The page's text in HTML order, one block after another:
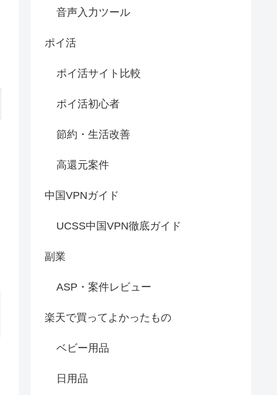
音声入力ツール
ポイ活
ポイ活サイト比較
ポイ活初心者
節約・生活改善
高還元案件
中国VPNガイド
UCSS中国VPN徹底ガイド
副業
ASP・案件レビュー
楽天で買ってよかったもの
ベビー用品
日用品